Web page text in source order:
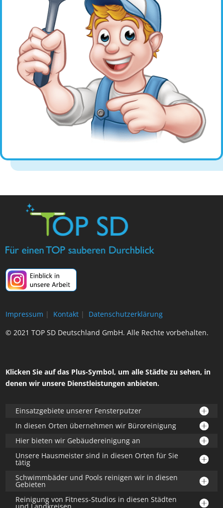
Impressum | Kontakt |
Datenschutzerklärung
© 2021 TOP SD Deutschland GmbH. Alle Rechte vorbehalten.
Klicken Sie auf das Plus-Symbol, um alle Städte zu sehen, in
denen wir unsere Dienstleistungen anbieten.
Einsatzgebiete unserer Fensterputzer
In diesen Orten übernehmen wir Büroreinigung
Hier bieten wir Gebäudereinigung an
Unsere Hausmeister sind in diesen Orten für Sie
tätig
Schwimmbäder und Pools reinigen wir in diesen
Gebieten
Reinigung von Fitness-Studios in diesen Städten
und Landkreisen